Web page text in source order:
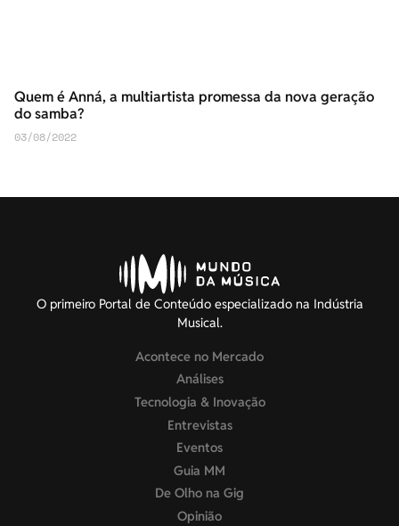
Quem é Anná, a multiartista promessa da nova geração
do samba?
03/08/2022
O primeiro Portal de Conteúdo especializado na Indústria
Musical.
Acontece no Mercado
Análises
Tecnologia & Inovação
Entrevistas
Eventos
Guia MM
De Olho na Gig
Opinião